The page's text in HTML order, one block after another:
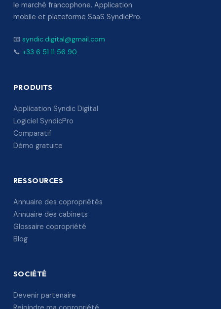
le marché francophone. Application
mobile et plateforme SaaS SyndicPro.
📧 syndic.digital@gmail.com
📞 +33 6 51 11 56 90
PRODUITS
Application Syndic Digital
Logiciel SyndicPro
Comparatif
Démo gratuite
RESSOURCES
Annuaire des copropriétés
Annuaire des cabinets
Glossaire copropriété
Blog
SOCIÉTÉ
Devenir partenaire